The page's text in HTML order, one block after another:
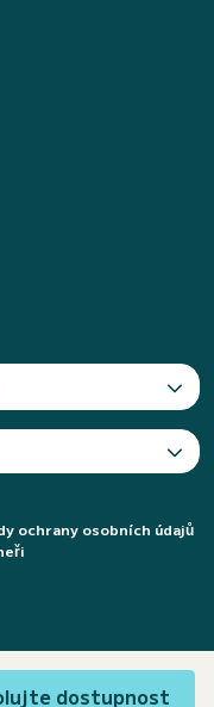
dostupnost
ochrany osobních údajů